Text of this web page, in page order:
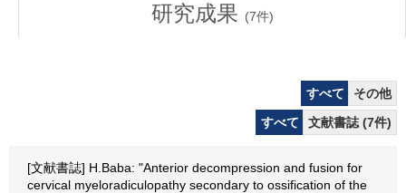
研究成果 (7件)
すべて
その他
すべて
文献書誌 (7件)
[文献書誌] H.Baba: "Anterior decompression and fusion for
cervical myeloradiculopathy secondary to ossification of the